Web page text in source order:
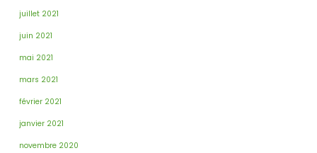
juillet 2021
juin 2021
mai 2021
mars 2021
février 2021
janvier 2021
novembre 2020